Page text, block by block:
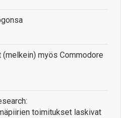
(melkein) myös Commodore
toimitukset laskivat